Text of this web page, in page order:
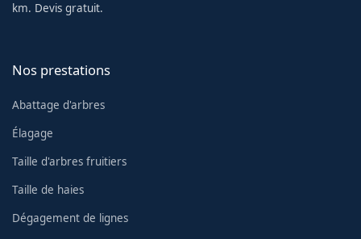
km. Devis gratuit.
Nos prestations
Abattage d'arbres
Élagage
Taille d'arbres fruitiers
Taille de haies
Dégagement de lignes